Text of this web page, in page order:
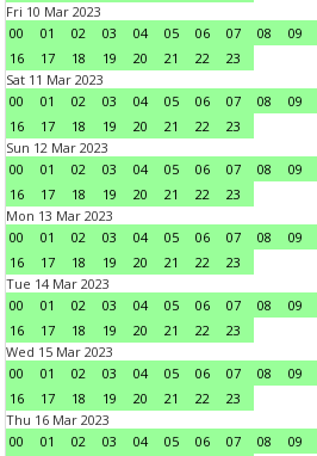
Fri 10 Mar 2023
00
01 02 03 04 05 06 07 08 09
16
17 18 19 20 21 22
23
Sat 11 Mar 2023
00
01 02 03 04 05 06 07 08 09
16
17 18 19 20 21 22
23
Sun 12 Mar 2023
00
01 02 03 04 05 06 07 08 09
16
17 18 19 20 21 22
23
Mon 13 Mar 2023
00
01 02 03 04 05 06 07 08 09
16
17 18 19 20 21 22
23
Tue 14 Mar 2023
00
01 02 03 04 05 06 07 08 09
16
17 18 19 20 21 22
23
Wed 15 Mar 2023
00
01 02 03 04 05 06 07 08 09
16
17 18 19 20 21 22
23
Thu 16 Mar 2023
00
01 02 03 04 05 06 07 08 09